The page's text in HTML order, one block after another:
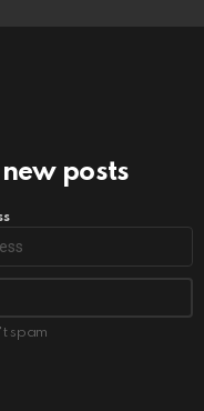
new posts
spam